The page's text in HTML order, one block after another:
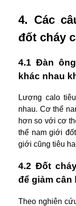
4. Các
đốt cháy
4.1 Đàn
khác nhau
Lượng calo
nhau. Cơ thể
hơn so với cơ
thể nam giới
giới cũng tiêu
4.2 Đốt
để giảm cân
Theo nghiên